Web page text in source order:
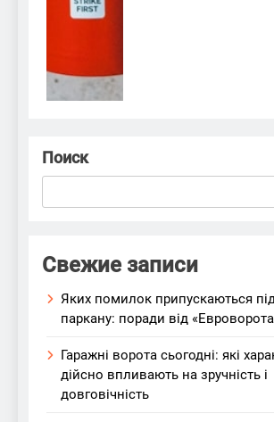
Поиск
Свежие записи
Яких помилок припускаються
паркану: поради від
Гаражні ворота сьогодні: які
дійсно впливають на зручність і
довговічність